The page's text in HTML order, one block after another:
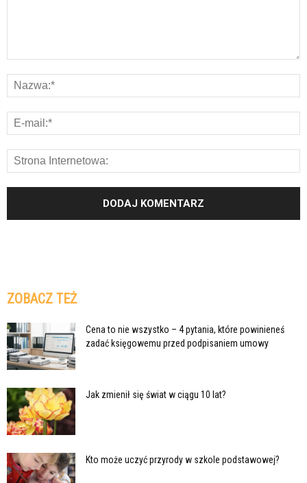
ZOBACZ TEŻ
Cena to nie wszystko – 4 pytania, które powinieneś
zadać księgowemu przed podpisaniem umowy
Jak zmienił się świat w ciągu 10 lat?
Kto może uczyć przyrody w szkole podstawowej?